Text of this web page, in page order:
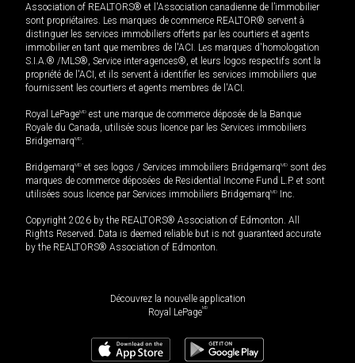
Association of REALTORS® et l'Association canadienne de l’immobilier
sont propriétaires. Les marques de commerce REALTOR® servent à
distinguer les services immobiliers offerts par les courtiers et agents
immobilier en tant que membres de l'ACI. Les marques d'homologation
S.I.A.® /MLS®, Service inter-agences®, et leurs logos respectifs sont la
propriété de l'ACI, et ils servent à identifier les services immobiliers que
fournissent les courtiers et agents membres de l'ACI.
Royal LePageMD est une marque de commerce déposée de la Banque
Royale du Canada, utilisée sous licence par les Services immobiliers
BridgemarqMD.
BridgemarqMD et ses logos / Services immobiliers BridgemarqMD sont des
marques de commerce déposées de Residential Income Fund L.P. et sont
utilisées sous licence par Services immobiliers BridgemarqMD Inc.
Copyright 2026 by the REALTORS® Association of Edmonton. All
Rights Reserved. Data is deemed reliable but is not guaranteed accurate
by the REALTORS® Association of Edmonton.
Découvrez la nouvelle application
Royal LePageMD